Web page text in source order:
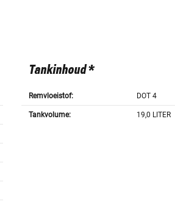
Tankinhoud *
Remvloeistof: DOT 4
Tankvolume: 19,0 LITER